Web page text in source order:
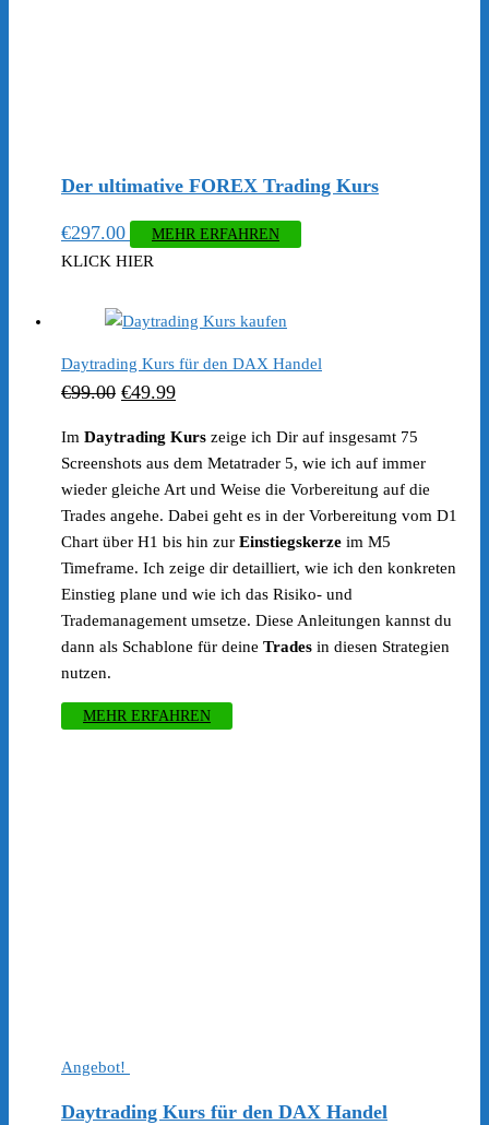
Der ultimative FOREX Trading Kurs
€297.00 MEHR ERFAHREN
KLICK HIER
Daytrading Kurs für den DAX Handel
€99.00 Ursprünglicher
€99.00
€49.99Aktueller
€49.99.
Im Daytrading Kurs zeige ich Dir auf insgesamt 75
Screenshots aus dem Metatrader 5, wie ich auf immer
wieder gleiche Art und Weise die Vorbereitung auf die
Trades angehe. Dabei geht es in der Vorbereitung vom D1
Chart über H1 bis hin zur Einstiegskerze im M5
Timeframe. Ich zeige dir detailliert, wie ich den konkreten
Einstieg plane und wie ich das Risiko- und
Trademanagement umsetze. Diese Anleitungen kannst du
dann als Schablone für deine Trades in diesen Strategien
nutzen.
MEHR ERFAHREN
Angebot!
Daytrading Kurs für den DAX Handel